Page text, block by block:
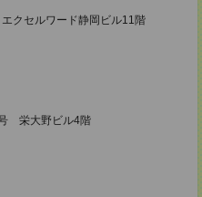
クセルワード静岡ビル11階
栄大野ビル4階